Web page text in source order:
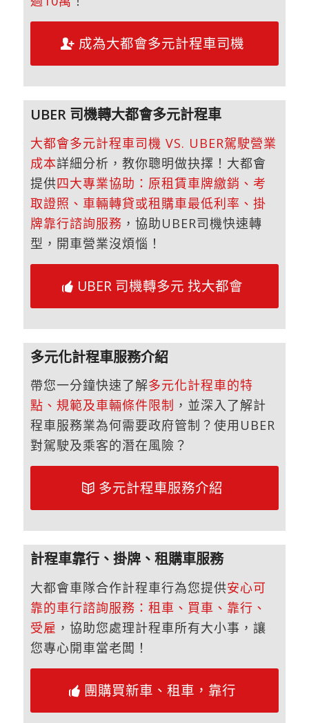
成為大都會多元計程車司機
UBER 司機轉大都會多元計程車
大都會多元計程車司機 VS. UBER駕駛營業
成本詳細分析，教你聰明做抉擇！大都會
提供四大專業協助：原租賃車牌繳銷、考
取證照、車輛轉貸或租購車最低利率、掛
牌靠行諮詢服務 ，協助UBER司機快速轉
型，開車營業沒煩惱！
UBER 司機轉多元 找大都會
多元化計程車服務介紹
帶您一分鐘快速了解多元化計程車的特
點、規範及車輛條件限制 ，並深入了解計
程車服務業為何需要政府管制？使用UBER
對駕駛及乘客的潛在風險？
多元計程車服務介紹
計程車靠行、掛牌、租購車服務
大都會車隊合作計程車行為您提供安心可
靠的車行諮詢服務：租車、買車、靠行、
受雇 ，協助您處理計程車所有大小事，讓
您專心開車當老闆！
團購買新車、租車，靠行